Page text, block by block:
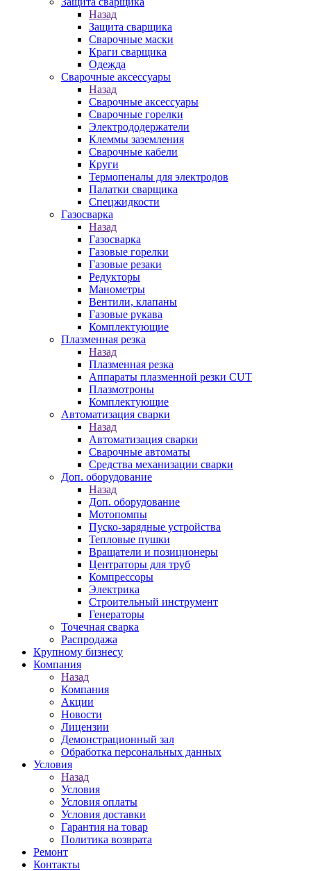
Назад
Защита сварщика
Сварочные маски
Краги сварщика
Одежда
Сварочные аксессуары
Назад
Сварочные аксессуары
Сварочные горелки
Электрододержатели
Клеммы заземления
Сварочные кабели
Круги
Термопеналы для электродов
Палатки сварщика
Спецжидкости
Газосварка
Назад
Газосварка
Газовые горелки
Газовые резаки
Редукторы
Манометры
Вентили, клапаны
Газовые рукава
Комплектующие
Плазменная резка
Назад
Плазменная резка
Аппараты плазменной резки CUT
Плазмотроны
Комплектующие
Автоматизация сварки
Назад
Автоматизация сварки
Сварочные автоматы
Средства механизации сварки
Доп. оборудование
Назад
Доп. оборудование
Мотопомпы
Пуско-зарядные устройства
Тепловые пушки
Вращатели и позиционеры
Центраторы для труб
Компрессоры
Электрика
Строительный инструмент
Генераторы
Точечная сварка
Распродажа
Крупному бизнесу
Компания
Назад
Компания
Акции
Новости
Лицензии
Демонстрационный зал
Обработка персональных данных
Условия
Назад
Условия
Условия оплаты
Условия доставки
Гарантия на товар
Политика возврата
Ремонт
Контакты